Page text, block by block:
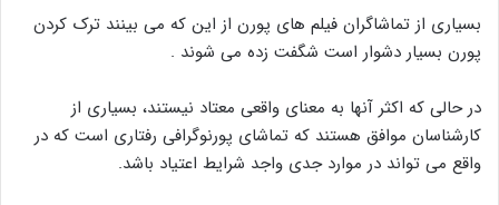
بسیاری از تماشاگران فیلم های پورن از این که می بینند ترک کردن
پورن بسیار دشوار است شگفت زده می شوند .
در حالی که اکثر آنها به معنای واقعی معتاد نیستند، بسیاری از
کارشناسان موافق هستند که تماشای پورنوگرافی رفتاری است که در
واقع می تواند در موارد جدی واجد شرایط اعتیاد باشد.